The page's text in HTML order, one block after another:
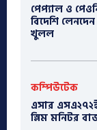
পেপ্যাল ও
বিদেশি
খুলল
কম্পিউটেক
এসার
স্লিম মনিটর